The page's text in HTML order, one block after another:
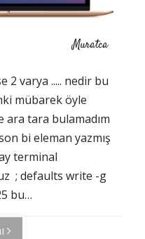
Muratca
2 varya ..... nedir bu
mübarek öyle
tara bulamadım
bi eleman yazmış
terminal
; defaults write -g
bu…